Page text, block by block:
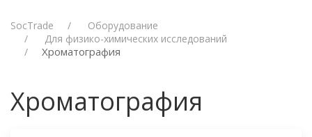
SocTrade
Оборудование
Для физико-химических исследований
Хроматография
Хроматография